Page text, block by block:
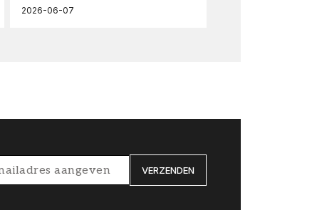
2026-06-07
VERZENDEN